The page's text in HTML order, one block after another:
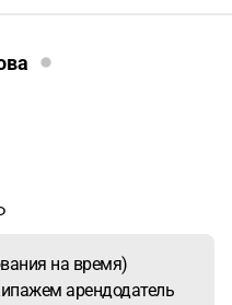
на время)
арендодатель